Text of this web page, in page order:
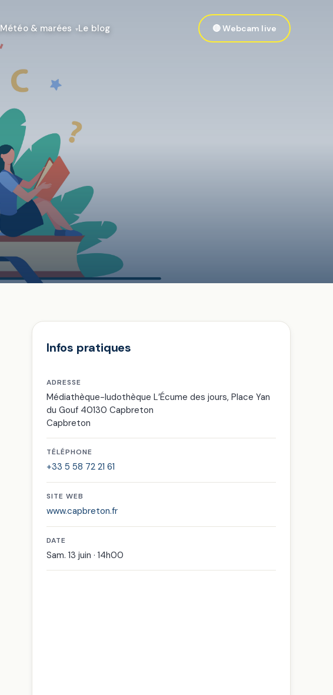
Météo & marées Le blog 🔴 Webcam live
Infos pratiques
ADRESSE
Médiathèque-ludothèque L’Écume des jours, Place Yan
du Gouf 40130 Capbreton
Capbreton
TÉLÉPHONE
+33 5 58 72 21 61
SITE WEB
www.capbreton.fr
DATE
Sam. 13 juin · 14h00